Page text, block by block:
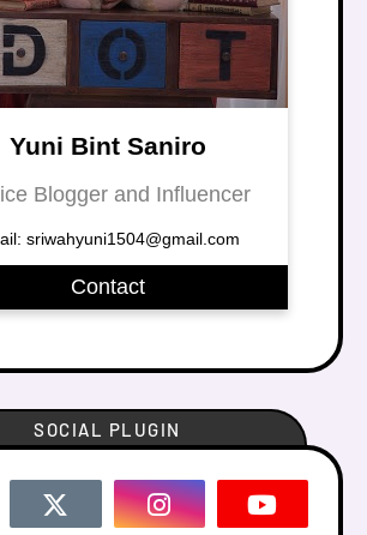
Yuni Bint Saniro
Blogger and Influencer
sriwahyuni1504@gmail.com
Contact
SOCIAL PLUGIN